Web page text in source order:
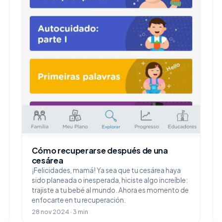
Cómo recuperarse después de una
cesárea
¡Felicidades, mamá! Ya sea que tu cesárea haya
sido planeada o inesperada, hiciste algo increíble:
trajiste a tu bebé al mundo. Ahora es momento de
enfocarte en tu recuperación.
28 nov 2024 · 3 min